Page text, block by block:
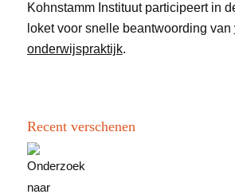
Kohnstamm Instituut participeert in
loket voor snelle beantwoording van
onderwijspraktijk.
Recent verschenen